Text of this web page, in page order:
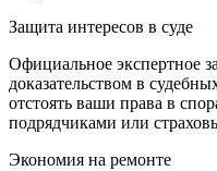
Защита интересов в суде
Официальное экспертное
доказательством в
отстоять ваши права в
подрядчиками или
Экономия на ремонте